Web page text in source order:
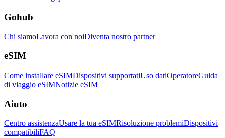
Gohub
Chi siamoLavora con noiDiventa nostro partner
eSIM
Come installare eSIMDispositivi supportatiUso datiOperatoreGuida
di viaggio eSIMNotizie eSIM
Aiuto
Centro assistenzaUsare la tua eSIMRisoluzione problemiDispositivi
compatibiliFAQ